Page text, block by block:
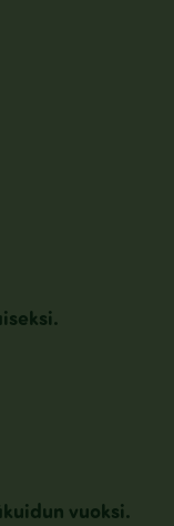
vuoksi.